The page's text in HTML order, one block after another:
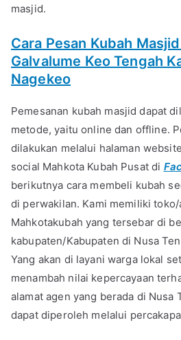
masjid.
Cara Pesan Kubah
Galvalume Keo Tengah
Nagekeo
Pemesanan kubah masjid dapat
metode, yaitu online dan offline.
dilakukan melalui halaman
social Mahkota Kubah Pusat di
berikutnya cara membeli kubah
di perwakilan. Kami memiliki
Mahkotakubah yang tersebar di
kabupaten/Kabupaten di Nusa
Yang akan di layani warga lokal
menambah nilai kepercayaan
alamat agen yang berada di Nusa
dapat diperoleh melalui